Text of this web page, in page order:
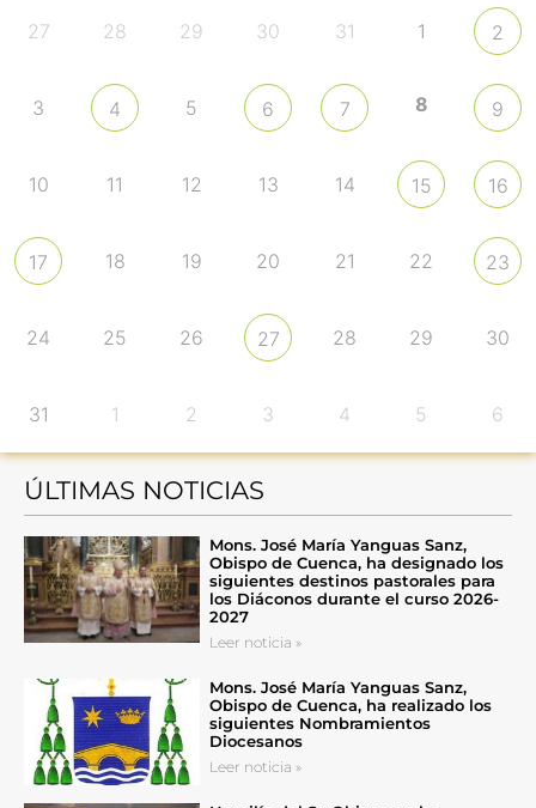
27 28 29 30 31 1 2
3 4 5 6 7 8 9
10 11 12 13 14 15 16
17 18 19 20 21 22 23
24 25 26 27 28 29 30
31 1 2 3 4 5 6
ÚLTIMAS NOTICIAS
Mons. José María Yanguas Sanz,
Obispo de Cuenca, ha designado los
siguientes destinos pastorales para
los Diáconos durante el curso 2026-
2027
Leer noticia »
Mons. José María Yanguas Sanz,
Obispo de Cuenca, ha realizado los
siguientes Nombramientos
Diocesanos
Leer noticia »